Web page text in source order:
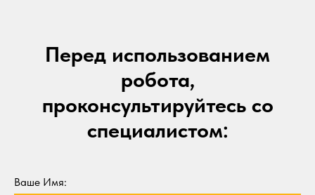
Перед использованием
робота,
проконсультируйтесь со
специалистом:
Ваше Имя: